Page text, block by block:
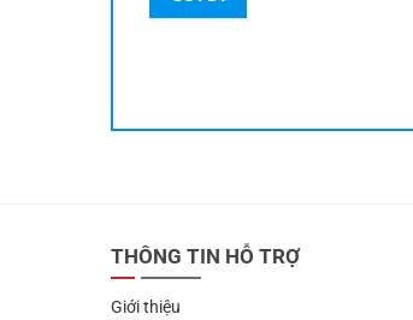
THÔNG TIN HỖ TRỢ
Giới thiệu